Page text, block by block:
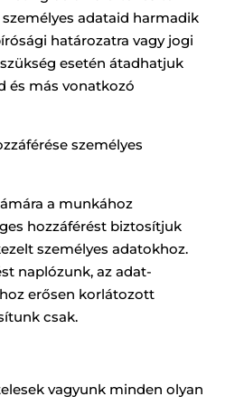
adataid harmadik
határozatra vagy jogi
esetén átadhatjuk
és más vonatkozó
személyes
a munkához
hozzáférést biztosítjuk
személyes adatokhoz.
naplózunk, az adat-
erősen korlátozott
csak.
vagyunk minden olyan